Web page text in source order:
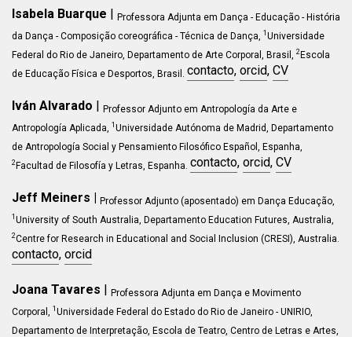
Isabela Buarque | Professora Adjunta em Dança - Educação - História
da Dança - Composição coreográfica - Técnica de Dança, 1 Universidade
Federal do Rio de Janeiro, Departamento de Arte Corporal , Brasil, 2Escola
de Educação Física e Desportos, Brasil. contacto, orcid, CV
Iván Alvarado | Professor Adjunto em Antropología da Arte e
Antropología Aplicada, 1 Universidade Autónoma de Madrid, Departamento
de Antropología Social y Pensamiento Filosófico Español , Espanha,
2Facultad de Filosofía y Letras, Espanha. contacto, orcid, CV
Jeff Meiners | Professor Adjunto (aposentado) em Dança Educação,
1 University of South Australia, Departamento Education Futures, Australia,
2Centre for Research in Educational and Social Inclusion (CRESI), Australia.
contacto, orcid
Joana Tavares | Professora Adjunta em Dança e Movimento
Corporal, 1 Universidade Federal do Estado do Rio de Janeiro - UNIRIO,
Departamento de Interpretação, Escola de Teatro, Centro de Letras e Artes,